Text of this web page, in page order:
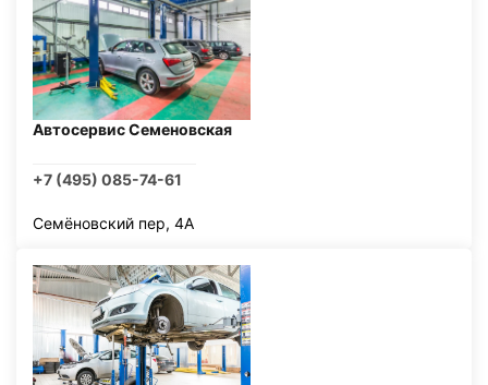
Автосервис Семеновская
+7 (495) 085-74-61
Семёновский пер, 4А